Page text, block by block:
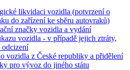
likvidaci vozidla (potvrzení o
do zařízení ke sběru autovraků)
značky vozidla a vydání
vozidla - v případě jejich ztráty,
odcizení
vozidla z České republiky a přidělení
pro vývoz do jiného státu